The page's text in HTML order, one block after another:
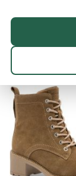
24 resultaten: